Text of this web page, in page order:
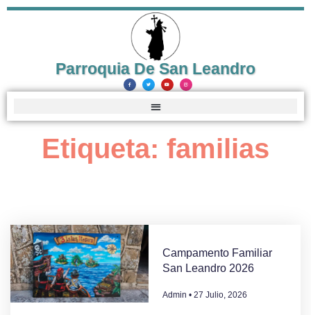
Parroquia De San Leandro
Etiqueta: familias
Campamento Familiar
San Leandro 2026
Admin 27 Julio, 2026